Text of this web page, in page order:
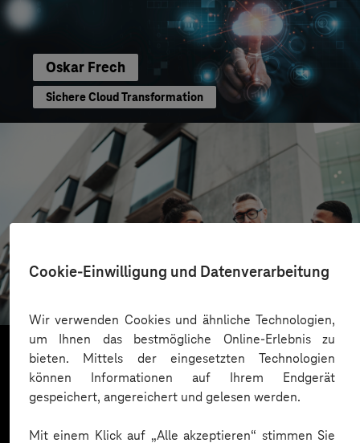
Cookie-Einwilligung und Datenverarbeitung
Wir verwenden Cookies und ähnliche Technologien,
um Ihnen das bestmögliche Online-Erlebnis zu
bieten. Mittels der eingesetzten Technologien
können Informationen auf Ihrem Endgerät
gespeichert, angereichert und gelesen werden.
Mit einem Klick auf „Alle akzeptieren“ stimmen Sie
Oskar Frech
Sichere Cloud Transformation
Erfolgreiche Transformation durch gezielte
Mehr laden